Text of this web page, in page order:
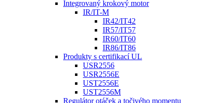
Integrovaný krokový motor
IR/IT-M
IR42/IT42
IR57/IT57
IR60/IT60
IR86/IT86
Produkty s certifikací UL
USR2556
USR2556E
UST2556E
UST2556M
Regulátor otáček a točivého momentu